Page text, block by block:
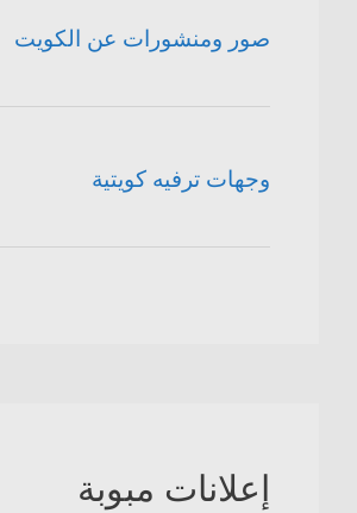
صور ومنشورات عن الكويت
وجهات ترفيه كويتية
إعلانات مبوبة